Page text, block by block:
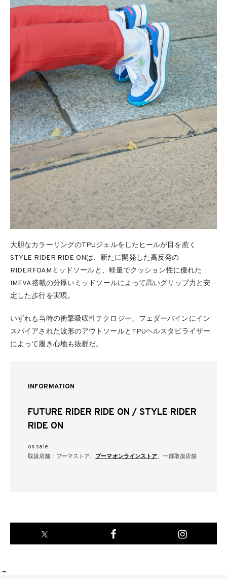
大胆なカラーリングのTPUジェルをしたヒールが目を惹く
STYLE RIDER RIDE ONは、新たに開発した高反発の
RIDERFOAMミッドソールと、軽量でクッション性に優れた
IMEVA搭載の分厚いミッドソールによって高いグリップ力と安
定した歩行を実現。
いずれも当時の衝撃吸収性テクロジー、フェダーバインにイン
スパイアされた波形のアウトソールとTPUヘルスタビライザー
によって履き心地も抜群だ。
INFORMATION
FUTURE RIDER RIDE ON / STYLE RIDER
RIDE ON
on sale
取扱店舗：プーマストア、 プーマオンラインストア、一部取扱店舗
-->